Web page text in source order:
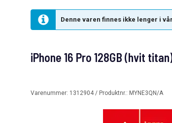
Denne varen finnes ikke lenger i
iPhone 16 Pro 128GB (hvit
Varenummer: 1312904 / Produktnr.: MYNE3QN/A